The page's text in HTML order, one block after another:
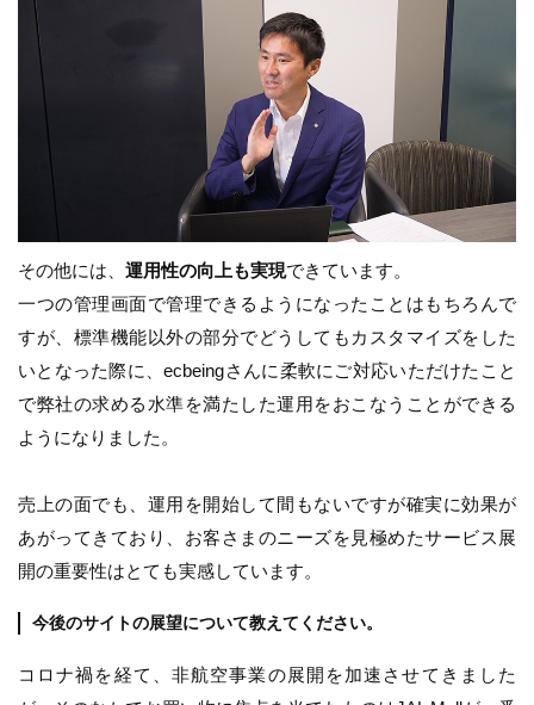
その他には、 運用性の向上も実現できています。
一つの管理画面で管理できるようになったことはもちろんで
すが、標準機能以外の部分でどうしてもカスタマイズをした
いとなった際に、ecbeingさんに柔軟にご対応いただけたこと
で弊社の求める水準を満たした運用をおこなうことができる
ようになりました。
売上の面でも、運用を開始して間もないですが確実に効果が
あがってきており、お客さまのニーズを見極めたサービス展
開の重要性はとても実感しています。
今後のサイトの展望について教えてください。
コロナ禍を経て、非航空事業の展開を加速させてきました